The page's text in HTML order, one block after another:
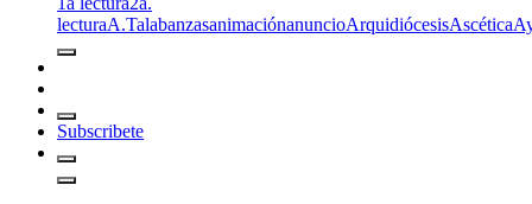
lecturaA.TalabanzasanimaciónanuncioArquidiócesisAscética
Subscribete